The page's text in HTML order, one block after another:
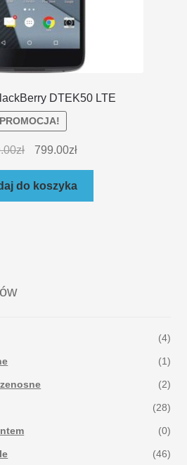
DTEK50 LTE
PROMOCJA!
zł 799.00zł
do koszyka
(4)
(1)
(2)
(28)
(0)
(46)